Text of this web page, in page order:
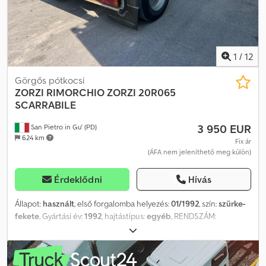
1 / 12
San Pietro in Gu' (PD)
624 km
Görgős pótkocsi
ZORZI RIMORCHIO ZORZI 20R065
SCARRABILE
3 950 EUR
Fix ár
(ÁFA nem jeleníthető meg külön)
Érdeklődni Hívás
Állapot: használt, első forgalomba helyezés:01/1992, szín:szürke-
fekete, Gyártási év:1992, hajtástípus:egyéb, RENDSZÁM:
PN006432 MEGNEVEZÉS: ZORZI 20R065 HIDRAULIKUSAN
BILLENTHETŐ PÓTKOCSI Dkedpfszk R I Dox Afqor HIVATKOZÁSI
SZÁM: 26R06 ÉV: 1992 TENGELYEK: 2 TENGELYTÁV: 5000 mm